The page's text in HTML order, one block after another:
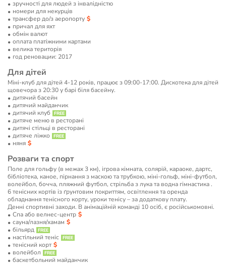
зручності для людей з інвалідністю
номери для некурців
трансфер до/з аеропорту
причал для яхт
обмін валют
оплата платіжними картами
велика територія
год реновации: 2017
Для дітей
Міні-клуб для дітей 4-12 років, працює з 09:00-17:00. Дискотека для дітей
щовечора з 20:30 у барі біля басейну.
дитячий басейн
дитячий майданчик
дитячий клуб
дитяче меню в ресторані
дитячі стільці в ресторані
дитяче ліжко
няня
Розваги та спорт
Поле для гольфу (в межах 3 км), ігрова кімната, солярій, караоке, дартс,
бібліотека, каное, пірнання з маскою та трубкою, міні-гольф, міні-футбол,
волейбол, бочча, пляжний футбол, стрільба з лука та водна гімнастика .
6 тенісних кортів із ґрунтовим покриттям, освітлення та оренда
обладнання тенісного корту, уроки тенісу – за додаткову плату.
Денні спортивні заходи. В анімаційній команді 10 осіб, є російськомовні.
Спа або велнес-центр
сауна/лазня/хамам
більярд
настільний теніс
тенісний корт
волейбол
баскетбольний майданчик